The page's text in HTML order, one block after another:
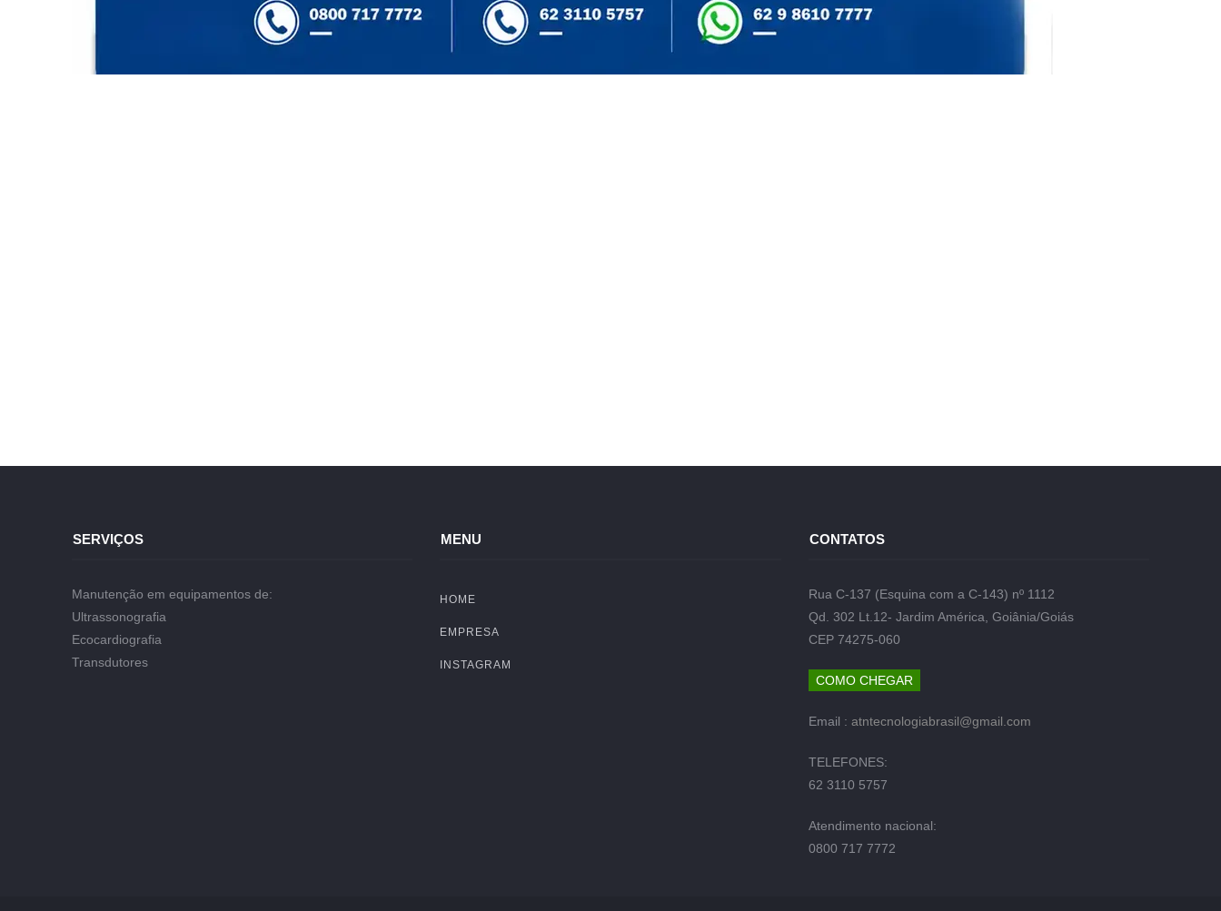
SERVIÇOS
Manutenção em equipamentos de:
Ultrassonografia
Ecocardiografia
Transdutores
MENU
HOME
EMPRESA
INSTAGRAM
CONTATOS
Rua C-137 (Esquina com a C-143) nº 1112
Qd. 302 Lt.12- Jardim América, Goiânia/Goiás
CEP 74275-060
COMO CHEGAR
Email : atntecnologiabrasil@gmail.com
TELEFONES:
62 3110 5757
Atendimento nacional:
0800 717 7772